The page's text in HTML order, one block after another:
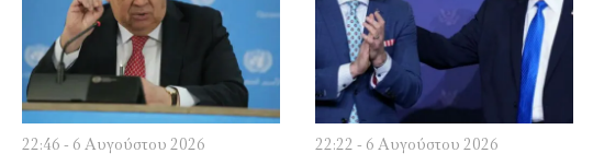
22:46 - 6 Αυγούστου 2026 22:22 - 6 Αυγούστου 2026